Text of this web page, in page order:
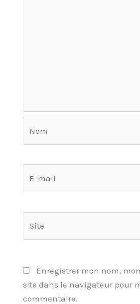
Enregistrer mon nom,
site dans le navigateur pour
commentaire.